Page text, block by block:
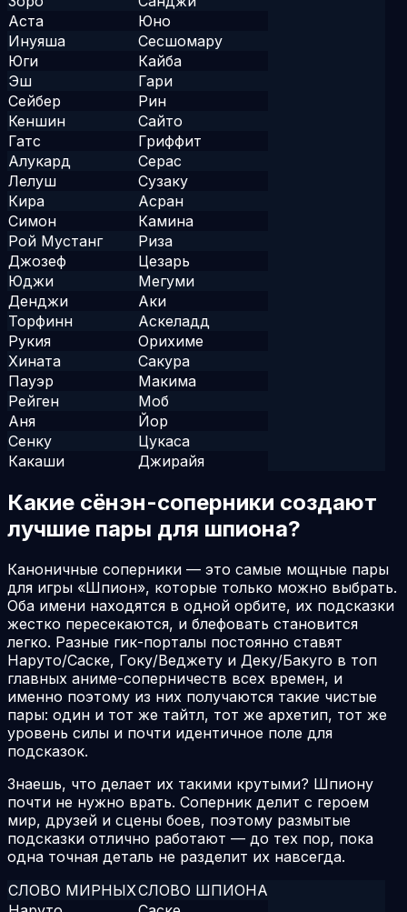
Аста
Юно
Инуяша
Сесшомару
Юги
Кайба
Эш
Гари
Сейбер
Рин
Кеншин
Сайто
Гатс
Гриффит
Алукард
Серас
Лелуш
Сузаку
Кира
Асран
Симон
Камина
Рой Мустанг
Риза
Джозеф
Цезарь
Юджи
Мегуми
Денджи
Аки
Торфинн
Аскеладд
Рукия
Орихиме
Хината
Сакура
Пауэр
Макима
Рейген
Моб
Аня
Йор
Сенку
Цукаса
Какаши
Джирайя
Какие сёнэн-соперники создают
лучшие пары для шпиона?
Каноничные соперники — это самые мощные пары
для игры «Шпион», которые только можно выбрать.
Оба имени находятся в одной орбите, их подсказки
жестко пересекаются, и блефовать становится
легко. Разные гик-порталы постоянно ставят
Наруто/Саске, Гоку/Веджету и Деку/Бакуго в топ
главных аниме-соперничеств всех времен, и
именно поэтому из них получаются такие чистые
пары: один и тот же тайтл, тот же архетип, тот же
уровень силы и почти идентичное поле для
подсказок.
Знаешь, что делает их такими крутыми? Шпиону
почти не нужно врать. Соперник делит с героем
мир, друзей и сцены боев, поэтому размытые
подсказки отлично работают — до тех пор, пока
одна точная деталь не разделит их навсегда.
СЛОВО МИРНЫХСЛОВО ШПИОНА